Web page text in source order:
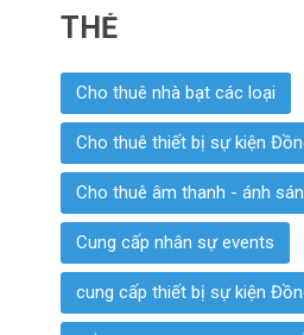
THẺ
Cho thuê nhà bạt các loại
Cho thuê thiết bị sự kiện
Cho thuê âm thanh - ánh
Cung cấp nhân sự events
cung cấp thiết bị sự kiện